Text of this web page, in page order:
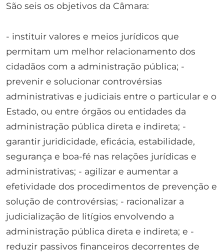
São seis os objetivos da Câmara:
- instituir valores e meios jurídicos que
permitam um melhor relacionamento dos
cidadãos com a administração pública; -
prevenir e solucionar controvérsias
administrativas e judiciais entre o particular e o
Estado, ou entre órgãos ou entidades da
administração pública direta e indireta; -
garantir juridicidade, eficácia, estabilidade,
segurança e boa-fé nas relações jurídicas e
administrativas; - agilizar e aumentar a
efetividade dos procedimentos de prevenção e
solução de controvérsias; - racionalizar a
judicialização de litígios envolvendo a
administração pública direta e indireta; e -
reduzir passivos financeiros decorrentes de